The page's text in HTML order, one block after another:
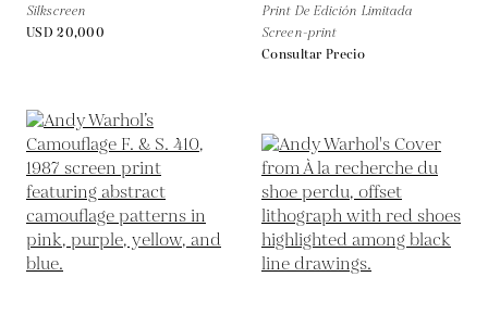
Silkscreen
USD 20,000
Print De Edición Limitada
Screen-print
Consultar Precio